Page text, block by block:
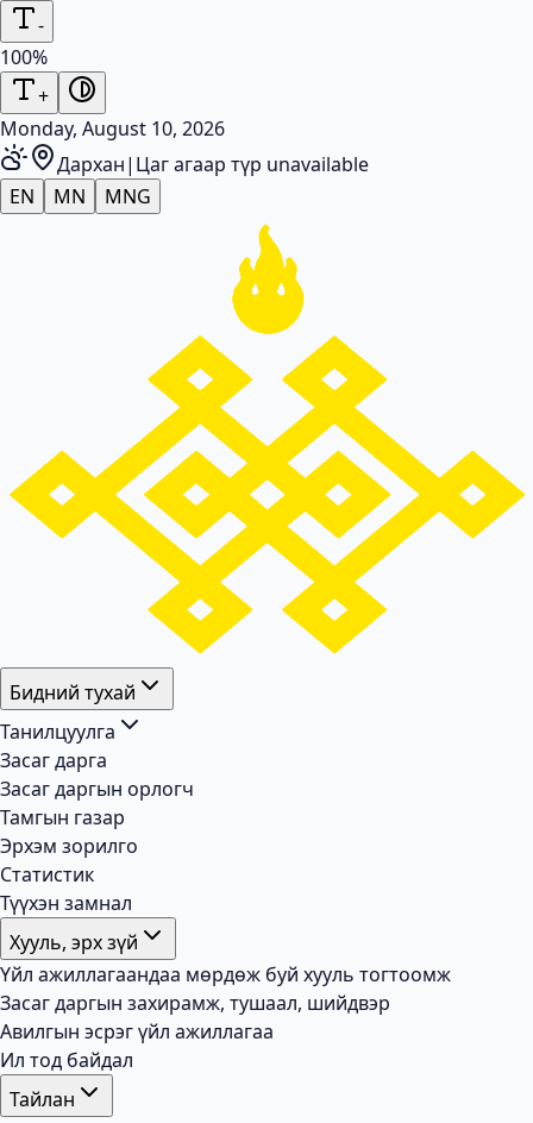
-
100%
+
Monday, August 10, 2026
Дархан| Цаг агаар түр unavailable
EN
MN MNG
Бидний тухай
Танилцуулга
Засаг дарга
Засаг даргын орлогч
Тамгын газар
Эрхэм зорилго
Статистик
Түүхэн замнал
Хууль, эрх зүй
Үйл ажиллагаандаа мөрдөж буй хууль тогтоомж
Засаг даргын захирамж, тушаал, шийдвэр
Авилгын эсрэг үйл ажиллагаа
Ил тод байдал
Тайлан